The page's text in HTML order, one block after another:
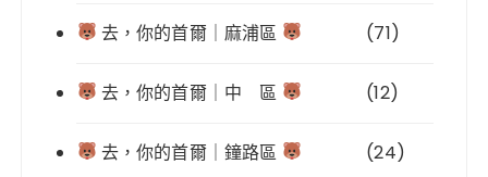
去，你的首爾｜麻浦區 (71)
去，你的首爾｜中 區 (12)
去，你的首爾｜鐘路區 (24)